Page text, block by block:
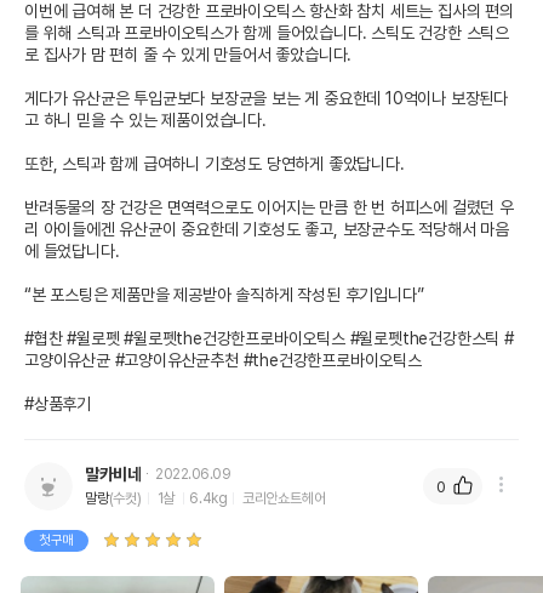
이번에 급여해 본 더 건강한 프로바이오틱스 항산화 참치 세트는 집사의 편의
를 위해 스틱과 프로바이오틱스가 함께 들어있습니다. 스틱도 건강한 스틱으
로 집사가 맘 편히 줄 수 있게 만들어서 좋았습니다.
게다가 유산균은 투입균보다 보장균을 보는 게 중요한데 10억이나 보장된다
고 하니 믿을 수 있는 제품이었습니다.
또한, 스틱과 함께 급여하니 기호성도 당연하게 좋았답니다.
반려동물의 장 건강은 면역력으로도 이어지는 만큼 한 번 허피스에 걸렸던 우
리 아이들에겐 유산균이 중요한데 기호성도 좋고, 보장균수도 적당해서 마음
에 들었답니다.
“본 포스팅은 제품만을 제공받아 솔직하게 작성된 후기입니다”
#협찬 #윌로펫 #윌로펫the건강한프로바이오틱스 #윌로펫the건강한스틱 #
고양이유산균 #고양이유산균추천 #the건강한프로바이오틱스
#상품후기
말카비네
2022.06.09
말랑(수컷) 1살 6.4kg 코리안쇼트헤어
첫구매
0